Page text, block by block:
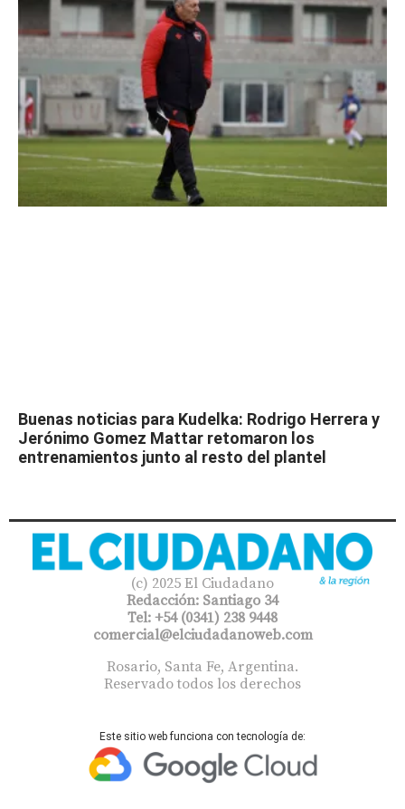
Buenas noticias para Kudelka: Rodrigo Herrera y
Jerónimo Gomez Mattar retomaron los
entrenamientos junto al resto del plantel
(c) 2025 El Ciudadano
Redacción: Santiago 34
Tel: +54 (0341) 238 9448
comercial@elciudadanoweb.com​
Rosario, Santa Fe, Argentina.
Reservado todos los derechos
Este sitio web funciona con tecnología de: